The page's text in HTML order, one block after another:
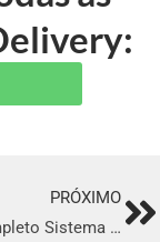
PRÓXIMO
O mais completo Sistema para Delivery em Rio Grande